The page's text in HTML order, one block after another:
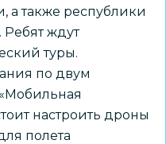
а также республики
Ребят ждут
туры.
по двум
настроить дроны
полета